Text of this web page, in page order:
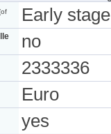
Early
no
2333336
Euro
yes